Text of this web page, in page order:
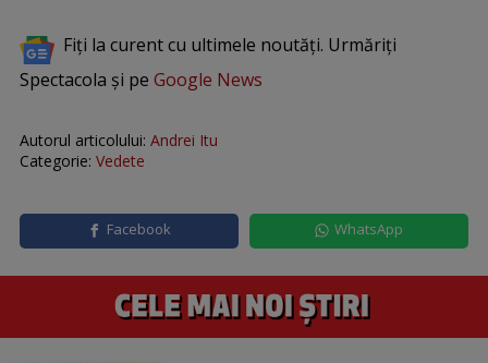
Fiți la curent cu ultimele noutăți. Urmăriți
Spectacola și pe Google News
Autorul articolului: Andrei Itu
Categorie: Vedete
Facebook WhatsApp